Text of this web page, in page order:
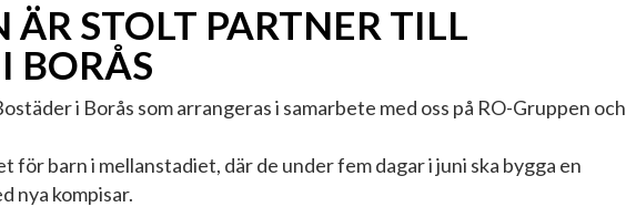
ÄR STOLT PARTNER TILL
BORÅS
i Borås som arrangeras i samarbete med oss på RO-Gruppen och
för barn i mellanstadiet, där de under fem dagar i juni ska bygga en
nya kompisar.